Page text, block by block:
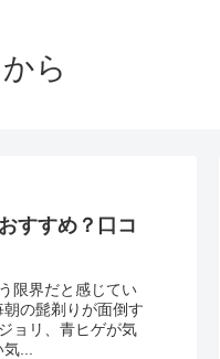
ら
すすめ？口コ
限界だと感じてい
の髭剃りが面倒す
ョリ、青ヒゲが気
...